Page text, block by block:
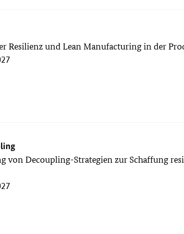
Resilienz und Lean Manufacturing in der
von Decoupling-Strategien zur Schaffung